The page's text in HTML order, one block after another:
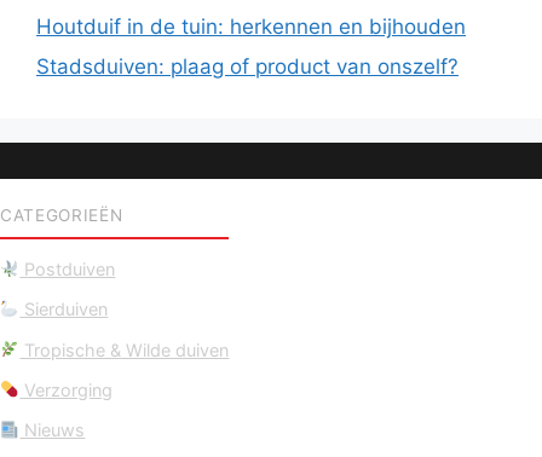
Houtduif in de tuin: herkennen en bijhouden
Stadsduiven: plaag of product van onszelf?
CATEGORIEËN
Postduiven
Sierduiven
Tropische & Wilde duiven
Verzorging
Nieuws